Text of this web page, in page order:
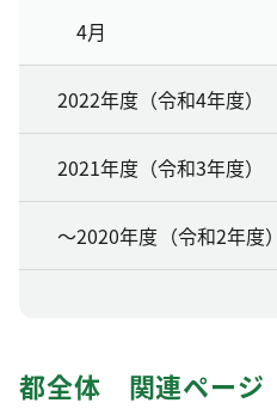
4月
2022年度（令和4年度）
2021年度（令和3年度）
～2020年度（令和2年度）
都全体 関連ページ